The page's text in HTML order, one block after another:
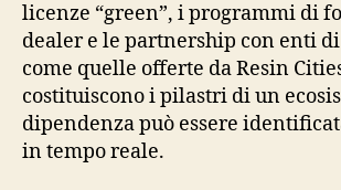
licenze “green”, i programmi di
dealer e le partnership con enti
come quelle offerte da Resin
costituiscono i pilastri di un
dipendenza può essere
in tempo reale.